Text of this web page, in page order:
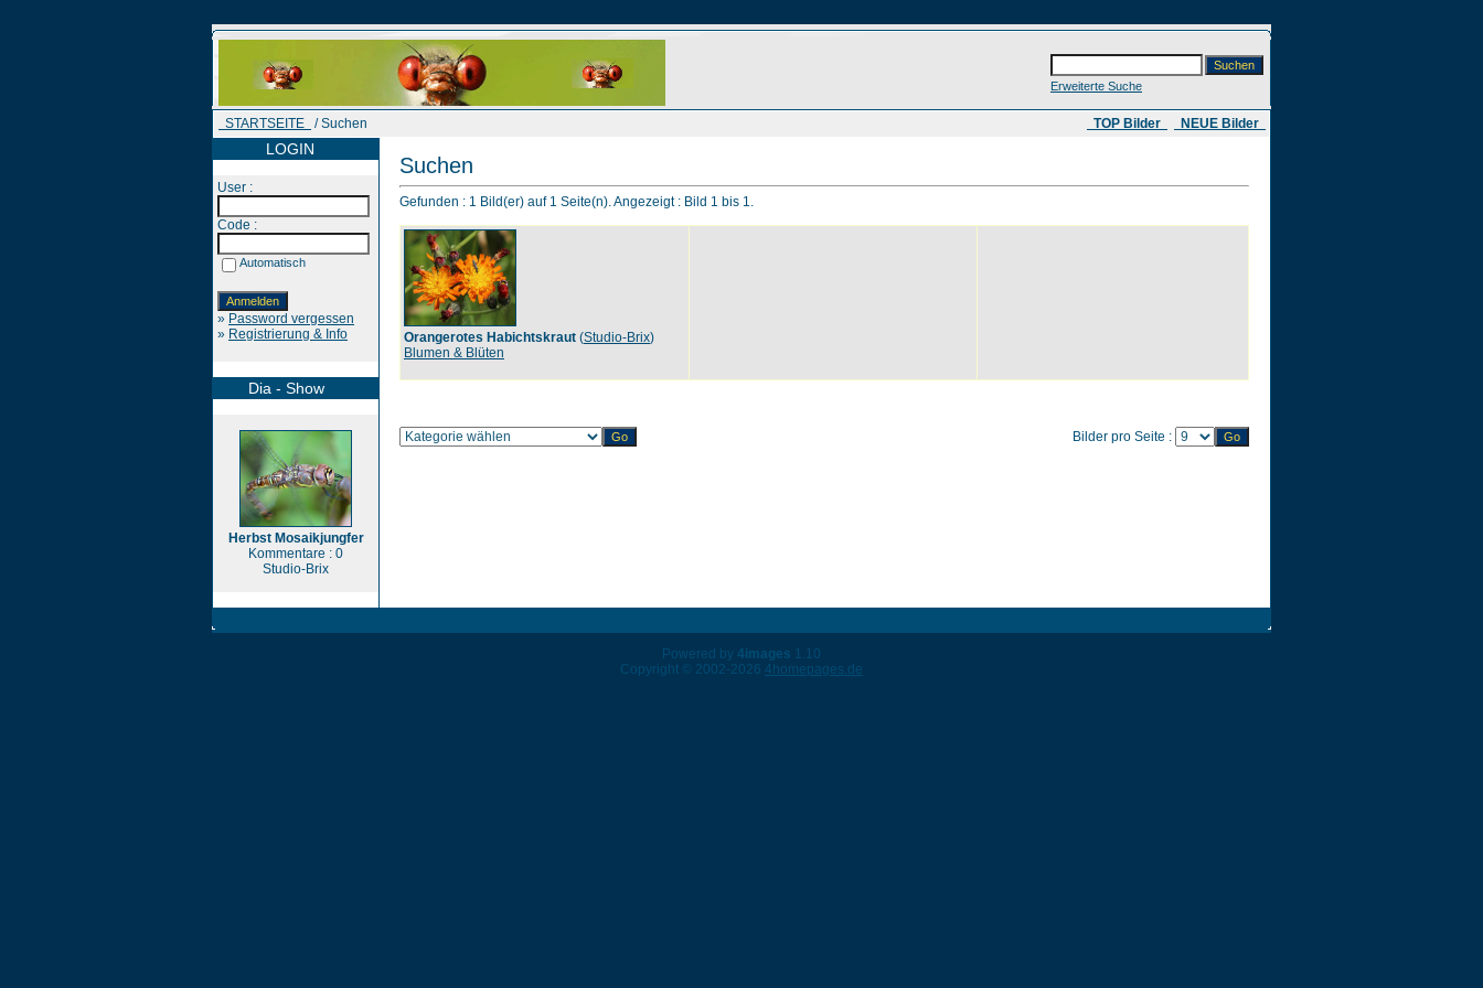
Erweiterte Suche
STARTSEITE / Suchen ​ TOP Bilder NEUE Bilder
LOGIN
User :
Code :
Automatisch
» Password vergessen
» Registrierung & Info
Dia - Show
Herbst Mosaikjungfer
Kommentare : 0
Studio-Brix
Suchen
Gefunden : 1 Bild(er) auf 1 Seite(n). Angezeigt : Bild 1 bis 1.
Orangerotes Habichtskraut (Studio-Brix)
Blumen & Blüten
Bilder pro Seite :
Powered by 4images 1.10
Copyright © 2002-2026 4homepages.de